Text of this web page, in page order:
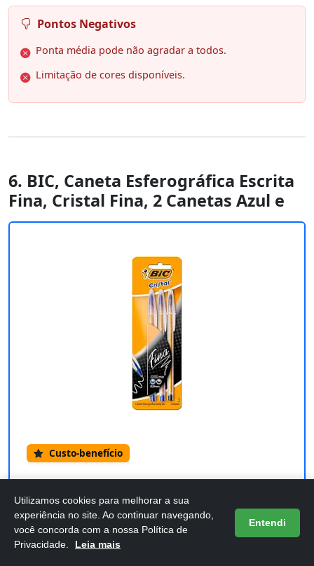
Pontos Negativos
Ponta média pode não agradar a todos.
Limitação de cores disponíveis.
6. BIC, Caneta Esferográfica Escrita
Fina, Cristal Fina, 2 Canetas Azul e
Custo-benefício
Cristal Fina, 2 Canetas Azul e
Confira os detalhes completos e o preço atual
Utilizamos cookies para melhorar a sua
experiência no site. Ao continuar navegando,
você concorda com a nossa Política de
Privacidade.
Leia mais
Entendi